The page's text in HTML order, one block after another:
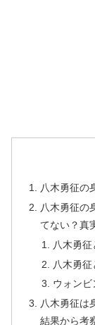
八木勇征の
八木勇征の
てない？真
八木勇
八木勇
ウォン
八木勇征は
結果から考